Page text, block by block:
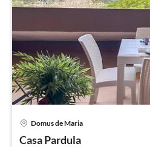
Domus de Maria
Casa Pardula